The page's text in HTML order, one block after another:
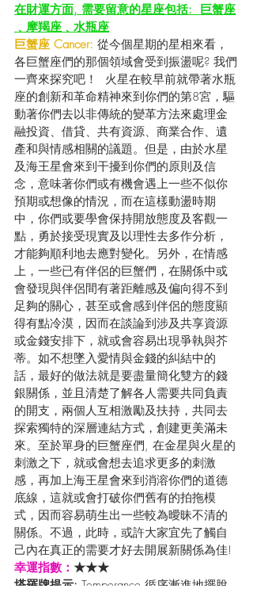
在財運方面, 需要留意的星座包括:  巨蟹座
﹑摩羯座﹑水瓶座
巨蟹座 Cancer: 從今個星期的星相來看，
各巨蟹座們的那個領域會受到振盪呢? 我們
一齊來探究吧！  火星在較早前就帶著水瓶
座的創新和革命精神來到你們的第8宮，驅
動著你們去以非傳統的變革方法來處理金
融投資、借貸、共有資源、商業合作、遺
產和與情感相關的議題。但是，由於水星
及海王星會來到干擾到你們的原則及信
念，意味著你們或有機會遇上一些不似你
預期或想像的情況，而在這樣動盪時期
中，你們或要學會保持開放態度及客觀一
點，勇於接受現實及以理性去多作分析，
才能夠順利地去應對變化。另外，在情感
上，一些已有伴侶的巨蟹們，在關係中或
會發現與伴侶間有著距離感及偏向得不到
足夠的關心，甚至或會感到伴侶的態度顯
得有點冷漠，因而在談論到涉及共享資源
或金錢安排下，就或會容易出現爭執與芥
蒂。如不想墜入愛情與金錢的糾結中的
話，最好的做法就是要盡量簡化雙方的錢
銀關係，並且清楚了解各人需要共同負責
的開支，兩個人互相激勵及扶持，共同去
探索獨特的深層連結方式，創建更美滿未
來。至於單身的巨蟹座們, 在金星與火星的
刺激之下，就或會想去追求更多的刺激
感，再加上海王星會來到消溶你們的道德
底線，這就或會打破你們舊有的拍拖模
式，因而容易萌生出一些較為曖昧不清的
關係。不過，此時，或許大家宜先了觸自
己內在真正的需要才好去開展新關係為佳!
幸運指數： ★★★
塔羅牌提示: Temperance 循序漸進地擺脫